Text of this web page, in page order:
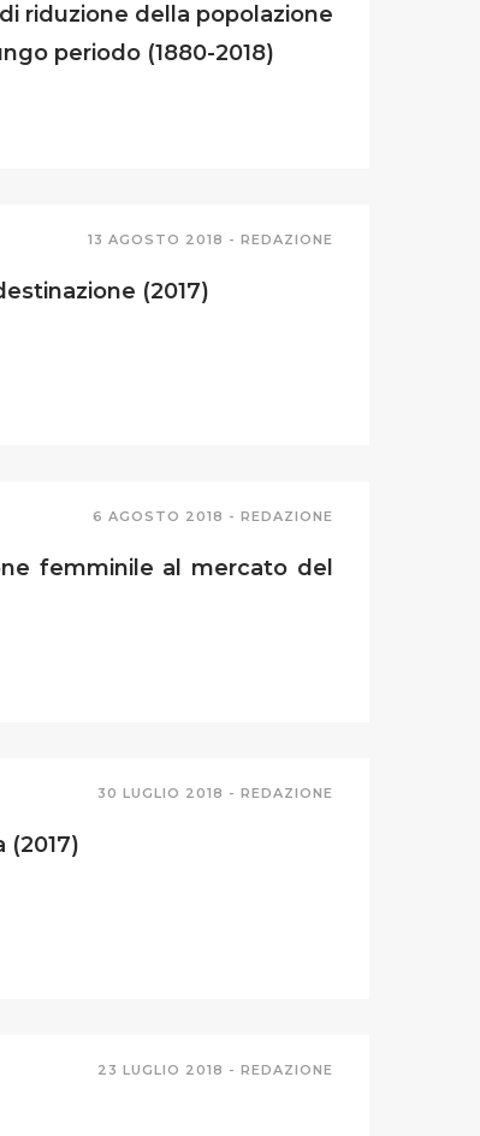
riduzione della popolazione
periodo (1880-2018)
13 AGOSTO 2018 - REDAZIONE
(2017)
6 AGOSTO 2018 - REDAZIONE
femminile al mercato del
30 LUGLIO 2018 - REDAZIONE
23 LUGLIO 2018 - REDAZIONE